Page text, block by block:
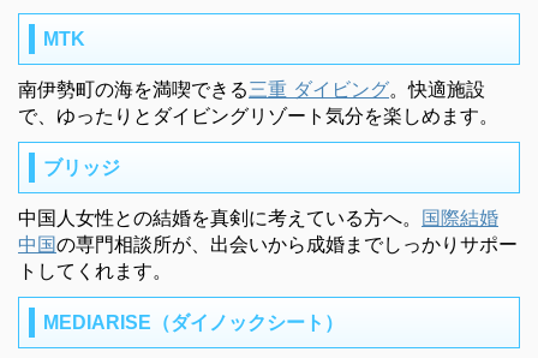
MTK
南伊勢町の海を満喫できる三重 ダイビング。快適施設
で、ゆったりとダイビングリゾート気分を楽しめます。
ブリッジ
中国人女性との結婚を真剣に考えている方へ。 国際結婚
中国の専門相談所が、出会いから成婚までしっかりサポー
トしてくれます。
MEDIARISE（ダイノックシート）